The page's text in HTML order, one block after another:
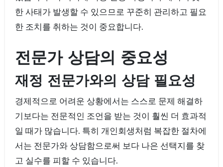
한 사태가 발생할 수 있으므로 꾸준히 관리하고 필요
한 조치를 취하는 것이 중요합니다.
전문가 상담의 중요성
재정 전문가와의 상담 필요성
경제적으로 어려운 상황에서는 스스로 문제 해결하
기보다는 전문적인 조언을 받는 것이 훨씬 더 효과적
일 때가 많습니다. 특히 개인회생처럼 복잡한 절차에
서는 전문가와 상담함으로써 보다 나은 선택지를 찾
고 실수를 피할 수 있습니다.